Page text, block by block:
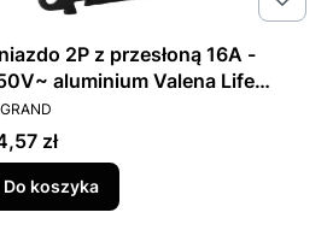
2P z przesłoną 16A -
aluminium Valena Life
zł
Do koszyka